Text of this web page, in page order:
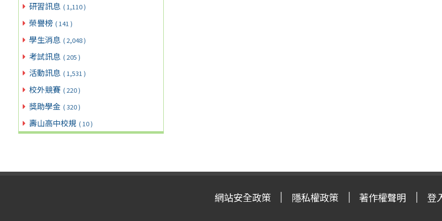
研習訊息 ( 1,110 )
榮譽榜 ( 141 )
學生消息 ( 2,048 )
考試訊息 ( 205 )
活動訊息 ( 1,531 )
校外競賽 ( 220 )
獎助學金 ( 320 )
壽山高中校規 ( 10 )
網站安全政策 隱私權政策 著作權聲明 登